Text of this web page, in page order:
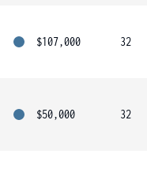
$107,000
32
$50,000
32